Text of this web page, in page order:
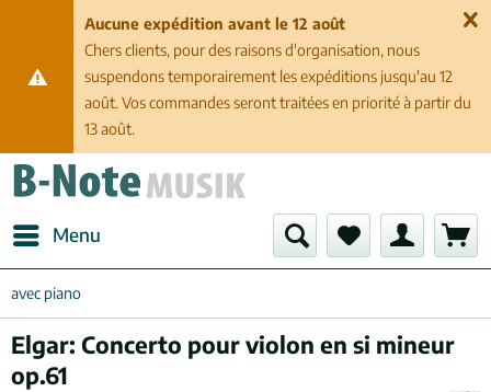
Aucune expédition avant le 12 août
Chers clients, pour des raisons d'organisation, nous
suspendons temporairement les expéditions jusqu'au 12
août. Vos commandes seront traitées en priorité à partir du
13 août.
Menu
avec piano
Elgar: Concerto pour violon en si mineur
op.61